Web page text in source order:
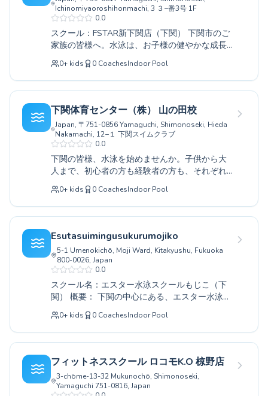
ます。経験豊富なコーチ陣が、一人ひとりのペ
ースに合わせたきめ細やかな指導を行い、安全
で快適なプール環境で、楽しく、そして着実に
泳力向上のサポートをさせていただきます。こ
の機会に、ぜひヘルシーランド下関で、新しい
水泳体験を始めてみませんか。
Ichinomiyaoroshihonmachi, 3 ３−番3号 1F
0.0
スクール：FSTAR新下関店（下関） 下関市のご
家族の皆様へ。水泳は、お子様の健やかな成長
に欠かせない運動能力と健康な体づくりをサポ
ートします。FSTAR新下関店では、初めて水に
触れるお子様から、泳ぎをもっと上達させたい
お子様まで、それぞれのレベルに合わせたきめ
細やかな指導を行っています。経験豊富なコー
チ陣が、安全で楽しい環境の中で、一人ひとり
のペースに合わせて丁寧に指導いたしますの
で、ご安心ください。大人向けのクラスも充実
しており、運動不足の解消やリフレッシュにも
最適です。ぜひ一度、FSTAR新下関店で、水泳
の楽しさを体験してみませんか。皆様のお越し
を心よりお待ちしております。
0+ kids 0 CoachesIndoor Pool
下関体育センター（株） 山の田校
Japan, 〒751-0856 Yamaguchi, Shimonoseki, Hieda
Nakamachi, 12−１ 下関スイムクラブ
0.0
下関の皆様、水泳を始めませんか。子供から大
人まで、初心者の方も経験者の方も、それぞれ
のレベルに合わせた丁寧な指導で、泳ぎの楽し
さを伝えています。基礎からしっかり学びたい
方、更なる技術向上を目指したい方、どちらも
歓迎です。当校では、経験豊かなコーチ陣が、
安全で快適なプール環境のもと、一人ひとりの
ペースに合わせたきめ細やかなサポートを心が
けております。水泳を通じて、健康な体づくり
や夏の思い出づくりのお手伝いができれば幸い
です。ぜひ一度、見学や体験レッスンにお越し
ください。
0+ kids 0 CoachesIndoor Pool
Esutasuimingusukurumojiko
5-1 Umenokichō, Moji Ward, Kitakyushu, Fukuoka
800-0026, Japan
0.0
スクール名：エスター水泳スクールもじこ（下
関） 概要： 下関の中心にある、エスター水泳ス
クールもじこでは、お子様から大人の方まで、
あらゆるレベルに対応した水泳教室を開催して
おります。初めての方も安心して始められる初
心者コースから、更なる上達を目指す方への応
用コースまで、熟練したコーチ陣が一人ひとり
のペースに合わせた丁寧な指導を行います。水
泳を通じて、健康増進、体力向上、そして水へ
の慣れ親しみと安全確保を目的としておりま
0+ kids 0 CoachesIndoor Pool
フィットネススクール ロコモK.O 椋野店
3-chōme-13-32 Mukunochō, Shimonoseki,
Yamaguchi 751-0816, Japan